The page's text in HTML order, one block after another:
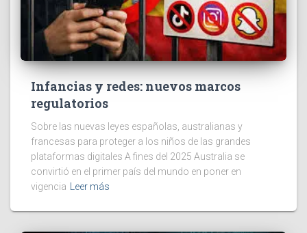
Infancias y redes: nuevos marcos
regulatorios
Sobre las nuevas leyes españolas, australianas y
francesas para proteger a los niños de las grandes
plataformas digitales A fines del 2025 Australia se
convirtió en el primer país del mundo en poner en
vigencia Leer más